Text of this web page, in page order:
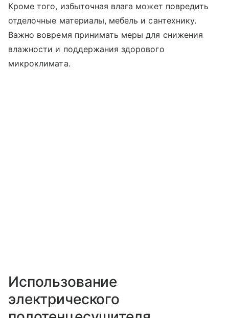
Кроме того, избыточная влага может повредить
отделочные материалы, мебель и сантехнику.
Важно вовремя принимать меры для снижения
влажности и поддержания здорового
микроклимата.
Использование
электрического